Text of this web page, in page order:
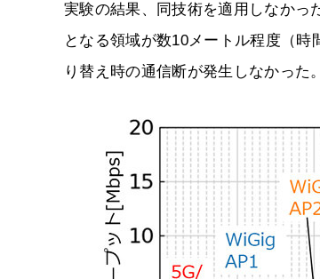
実験の結果、同技術を適用しなかっ
となる領域が数10メートル程度（
り替え時の通信断が発生しなかった。